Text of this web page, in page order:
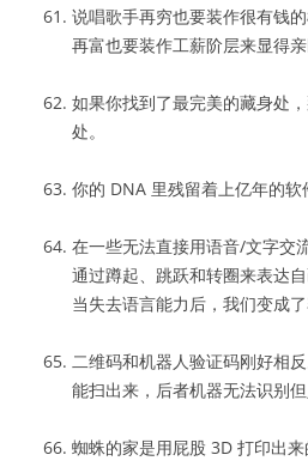
说唱歌手再穷也要装作很有钱
再富也要装作工薪阶层来显得亲
如果你找到了最完美的藏身处
处。
你的 DNA 里残留着上亿年的软
在一些无法直接用语音/文字交
通过蹲起、跳跃和转圈来表达
当失去语言能力后，我们变成了
二维码和机器人验证码刚好相
能扫出来，后者机器无法识别但
蜘蛛的家是用屁股 3D 打印出来